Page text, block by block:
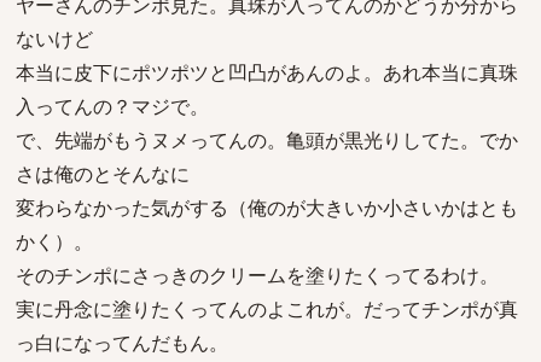
ないけど
本当に皮下にポツポツと凹凸があんのよ。あれ本当に真珠
入ってんの？マジで。
で、先端がもうヌメってんの。亀頭が黒光りしてた。でか
さは俺のとそんなに
変わらなかった気がする（俺のが大きいか小さいかはとも
かく）。
そのチンポにさっきのクリームを塗りたくってるわけ。
実に丹念に塗りたくってんのよこれが。だってチンポが真
っ白になってんだもん。